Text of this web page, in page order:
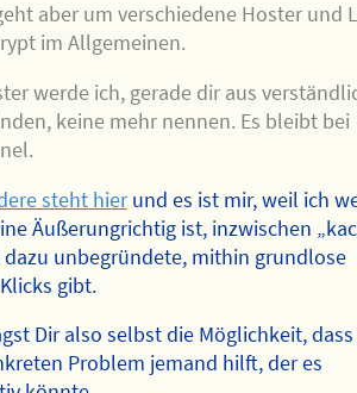
aber um verschiedene Hoster und
im Allgemeinen.
werde ich, gerade dir aus
keine mehr nennen. Es bleibt bei
steht hierund es ist mir, weil ich
Äußerungrichtig ist, inzwischen
dazu unbegründete, mithin grundlose
gibt.
Dir also selbst die Möglichkeit,
Problem jemand hilft, der es